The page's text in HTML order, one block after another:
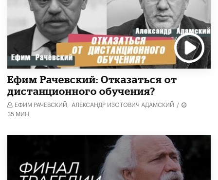
Ефим Рачевский: Отказаться от
дистанционного обучения?
ЕФИМ РАЧЕВСКИЙ, АЛЕКСАНДР ИЗОТОВИЧ АДАМСКИЙ /
35 МИН.